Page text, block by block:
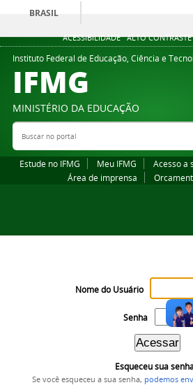
ACESSIBILIDADE ALTO CONTRASTE
BRASIL
Instituto Federal de Educação, Ciência e
IFMG
MINISTÉRIO DA EDUCAÇÃO
Buscar no portal
Estude no IFMG Meu IFMG Acesso a
Área de imprensa
Nome do Usuário
Senha
Esqueceu sua
Se você esqueceu a sua senha, podemos